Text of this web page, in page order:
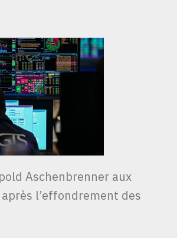
Aschenbrenner aux
l’effondrement des